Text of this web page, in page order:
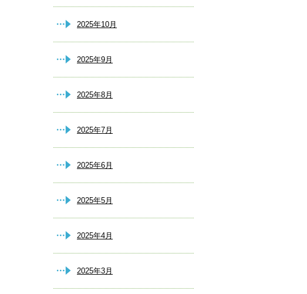
2025年10月
2025年9月
2025年8月
2025年7月
2025年6月
2025年5月
2025年4月
2025年3月